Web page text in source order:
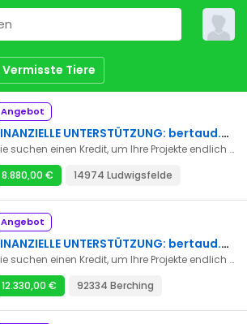
Vermisste Tiere
Angebot
FINANZIELLE UNTERSTÜTZUNG: bertaud.gilles1943@gmail.com
Sie suchen einen Kredit, um Ihre Projekte endlich zu realisieren? Wir bieten Kredite zu sehr niedrigen Zinssätzen von 2 % von 2000 € bis zu 50.000.000 € an. Wir vergeben Kredite für alle Länder der Welt. Nachfolgend finden Sie die Arten von Darlehen, die wir anbieten.*Privatdarlehen *Business-Darlehen *die Bürgschaft des Darlehens * unbesicherte Kredite *Business-Darlehen *Studiendarlehen *Hypothek *Konsolidierungsdarlehen *Arbeitsdarlehen *Zur Begleichung von Darlehensschulden *Investitionsdarlehen Wenn Sie sehr an unseren Dienstleistungen interessiert sind und ein Darlehen von uns benötigen, kontaktieren Sie uns bitte: bertaud.gilles1943@gmail.com
8.880,00 €
14974 Ludwigsfelde
Angebot
FINANZIELLE UNTERSTÜTZUNG: bertaud.gilles1943@gmail.com
Sie suchen einen Kredit, um Ihre Projekte endlich zu realisieren? Wir bieten Kredite zu sehr niedrigen Zinssätzen von 2 % von 2000 € bis zu 50.000.000 € an. Wir vergeben Kredite für alle Länder der Welt. Nachfolgend finden Sie die Arten von Darlehen, die wir anbieten.*Privatdarlehen *Business-Darlehen *die Bürgschaft des Darlehens * unbesicherte Kredite *Business-Darlehen *Studiendarlehen *Hypothek *Konsolidierungsdarlehen *Arbeitsdarlehen *Zur Begleichung von Darlehensschulden *Investitionsdarlehen Wenn Sie sehr an unseren Dienstleistungen interessiert sind und ein Darlehen von uns benötigen, kontaktieren Sie uns bitte: bertaud.gilles1943@gmail.com
12.330,00 €
92334 Berching